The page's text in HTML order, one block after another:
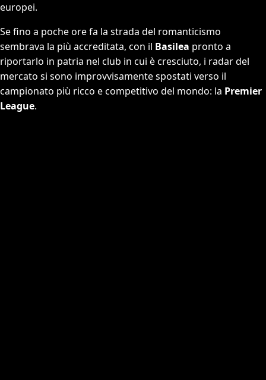
europei.
Se fino a poche ore fa la strada del romanticismo
sembrava la più accreditata, con il Basilea pronto a
riportarlo in patria nel club in cui è cresciuto, i radar del
mercato si sono improvvisamente spostati verso il
campionato più ricco e competitivo del mondo: la Premier
League.